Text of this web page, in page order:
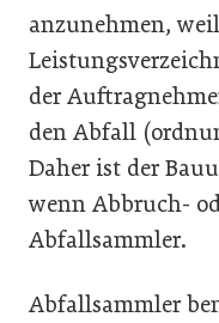
anzunehmen,
der
den Abfall
Daher ist der
wenn Abbruch-
Abfallsammler.
Abfallsammler